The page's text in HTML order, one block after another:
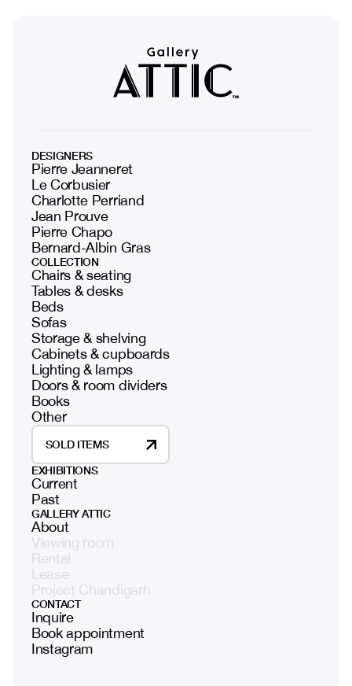
DESIGNERS
Pierre Jeanneret
Le Corbusier
Charlotte Perriand
Jean Prouve
Pierre Chapo
Bernard-Albin Gras
COLLECTION
Chairs & seating
Tables & desks
Beds
Sofas
Storage & shelving
Cabinets & cupboards
Lighting & lamps
Doors & room dividers
Books
Other
SOLD ITEMS
EXHIBITIONS
Current
Past
GALLERY ATTIC
About
Viewing room
Rental
Lease
Project Chandigarh
CONTACT
Inquire
Book appointment
Instagram